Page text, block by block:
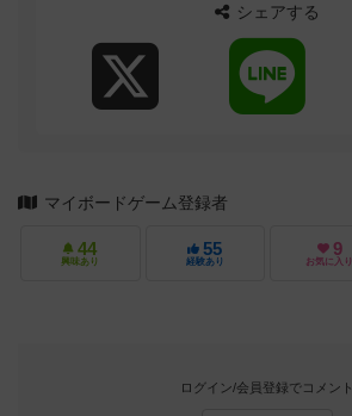
シェアする
マイボードゲーム登録者
44
興味あり
55
経験あり
9
お気に入り
ログイン/会員登録でコメント